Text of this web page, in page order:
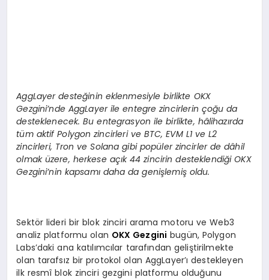
AggLayer desteğinin eklenmesiyle birlikte OKX
Gezgini’nde AggLayer ile entegre zincirlerin çoğu da
desteklenecek. Bu entegrasyon ile birlikte, hâlihazırda
tüm aktif Polygon zincirleri ve BTC, EVM L1 ve L2
zincirleri, Tron ve Solana gibi popüler zincirler de dâhil
olmak üzere, herkese açık 44 zincirin desteklendiği OKX
Gezgini’nin kapsamı daha da genişlemiş oldu.
Sektör lideri bir blok zinciri arama motoru ve Web3
analiz platformu olan OKX Gezgini bugün, Polygon
Labs’daki ana katılımcılar tarafından geliştirilmekte
olan tarafsız bir protokol olan AggLayer’ı destekleyen
ilk resmî blok zinciri gezgini platformu olduğunu